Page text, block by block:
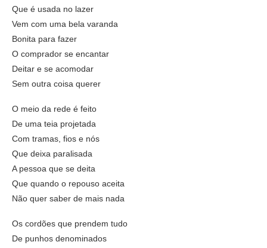
Que é usada no lazer
Vem com uma bela varanda
Bonita para fazer
O comprador se encantar
Deitar e se acomodar
Sem outra coisa querer
O meio da rede é feito
De uma teia projetada
Com tramas, fios e nós
Que deixa paralisada
A pessoa que se deita
Que quando o repouso aceita
Não quer saber de mais nada
Os cordões que prendem tudo
De punhos denominados